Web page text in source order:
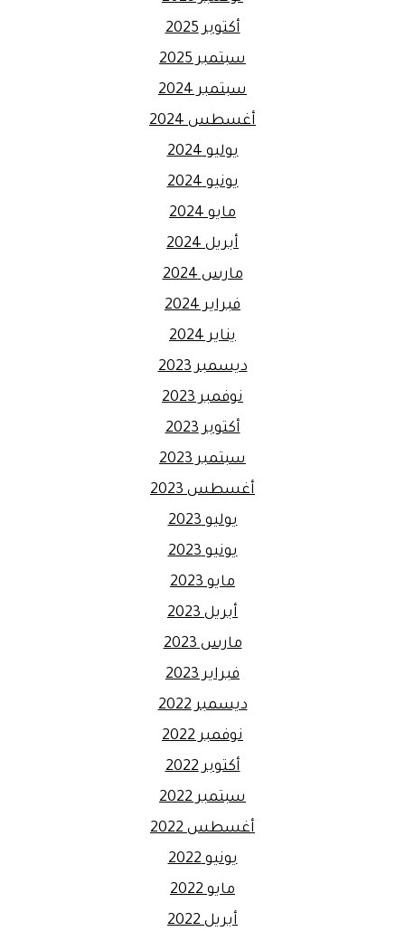
أكتوبر 2025
سبتمبر 2025
سبتمبر 2024
أغسطس 2024
يوليو 2024
يونيو 2024
مايو 2024
أبريل 2024
مارس 2024
فبراير 2024
يناير 2024
ديسمبر 2023
نوفمبر 2023
أكتوبر 2023
سبتمبر 2023
أغسطس 2023
يوليو 2023
يونيو 2023
مايو 2023
أبريل 2023
مارس 2023
فبراير 2023
ديسمبر 2022
نوفمبر 2022
أكتوبر 2022
سبتمبر 2022
أغسطس 2022
يونيو 2022
مايو 2022
أبريل 2022